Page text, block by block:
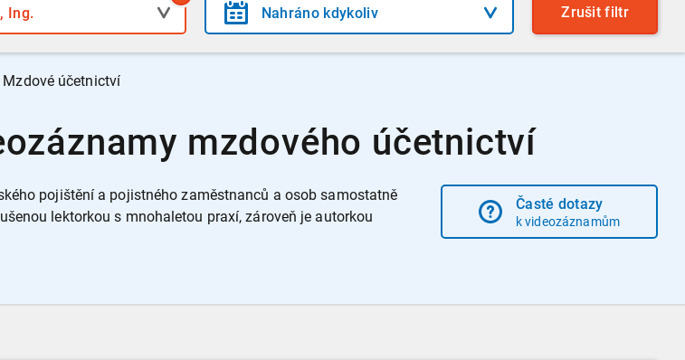
Zrušit filtr
Mzdové účetnictví
mzdového účetnictví
pojištění a pojistného zaměstnanců a osob samostatně
lektorkou s mnohaletou praxí, zároveň je autorkou
Časté dotazy
k videozáznamům